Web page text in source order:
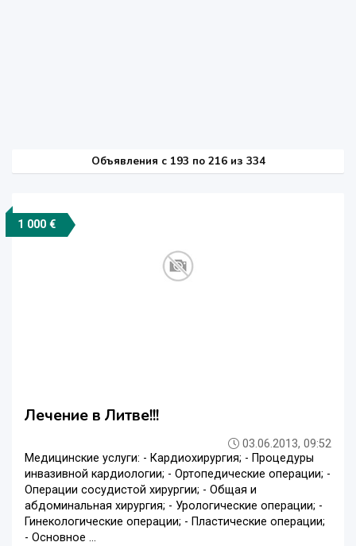
Объявления c 193 по 216 из 334
1 000 €
Лечение в Литве!!!
03.06.2013, 09:52
Медицинские услуги: - Кардиохирургия; - Процедуры
инвазивной кардиологии; - Ортопедические операции; -
Операции сосудистой хирургии; - Общая и
абдоминальная хирургия; - Урологические операции; -
Гинекологические операции; - Пластические операции;
- Основное ...